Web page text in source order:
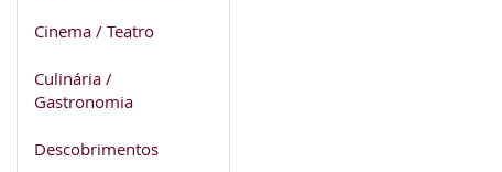
Cinema / Teatro
Culinária /
Gastronomia
Descobrimentos